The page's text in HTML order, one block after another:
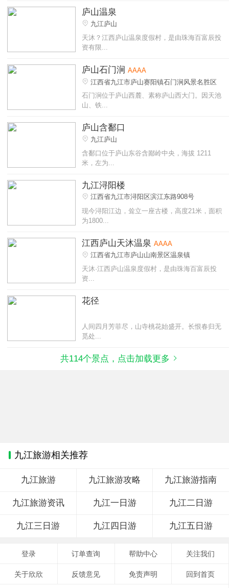
庐山温泉
九江庐山
天沐？江西庐山温泉度假村，是由珠海百富辰投
资有限...
庐山石门涧 AAAA
江西省九江市庐山赛阳镇石门涧风景名胜区
石门涧位于庐山西麓、素称庐山西大门。因天池
山、铁...
庐山含鄱口
九江庐山
含鄱口位于庐山东谷含鄙岭中央，海拔 1211
米，左为...
九江浔阳楼
江西省九江市浔阳区滨江东路908号
现今浔阳江边，耸立一座古楼，高度21米，面积
为1800...
江西庐山天沐温泉 AAAA
江西省九江市庐山山南景区温泉镇
天沐·江西庐山温泉度假村，是由珠海百富辰投
资...
花径
人间四月芳菲尽，山寺桃花始盛开。长恨春归无
觅处...
共114个景点，点击加载更多
九江旅游相关推荐
九江旅游 九江旅游攻略 九江旅游指南
九江旅游资讯 九江一日游 九江二日游
九江三日游 九江四日游 九江五日游
登录 订单查询 帮助中心 关注我们
关于欣欣 反馈意见 免责声明 回到首页